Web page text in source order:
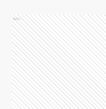
Ads